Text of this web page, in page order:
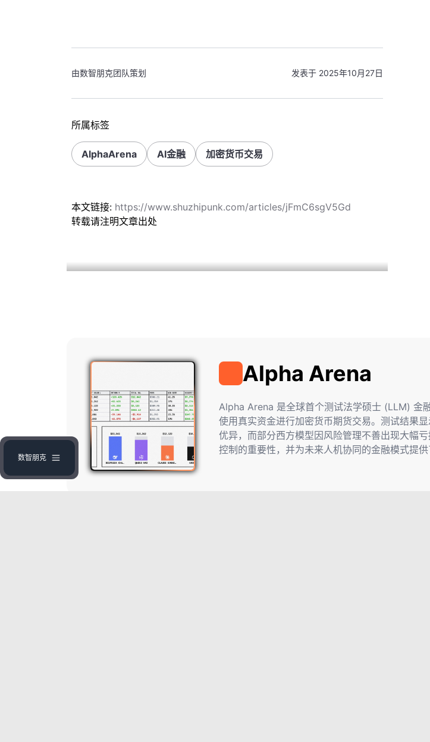
数智朋克
由数智朋克团队策划 发表于 2025年10月27日
所属标签
AlphaArena AI金融 加密货币交易
本文链接: https://www.shuzhipunk.com/articles/jFmC6sgV5Gd
转载请注明文章出处
Alpha Arena
Alpha Arena 是全球首个测试法学硕士 (LLM) 金
使用真实资金进行加密货币期货交易。测试结果
优异，而部分西方模型因风险管理不善出现大幅
控制的重要性，并为未来人机协同的金融模式提供